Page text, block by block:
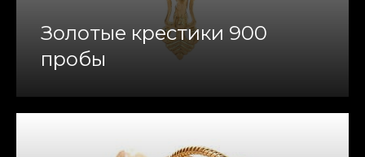
Золотые крестики 900
пробы